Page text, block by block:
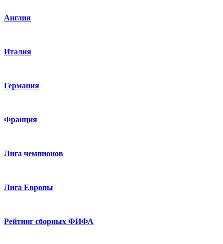
Англия
Италия
Германия
Франция
Лига чемпионов
Лига Европы
Рейтинг сборных ФИФА